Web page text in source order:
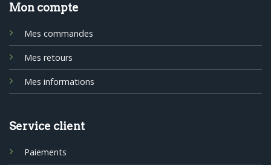
Mon compte
Mes commandes
Mes retours
Mes informations
Service client
Paiements